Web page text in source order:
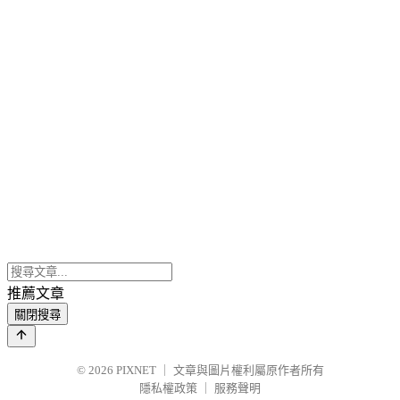
推薦文章
關閉搜尋
© 2026 PIXNET
文章與圖片權利屬原作者所有
隱私權政策
服務聲明